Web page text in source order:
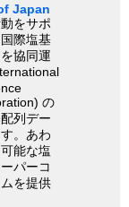
Japan
をサポ
際塩基
協同運
の
列デー
。あわ
能な塩
パーコ
を提供